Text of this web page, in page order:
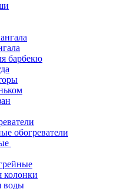
барбекю
обогреватели
колонки
воды